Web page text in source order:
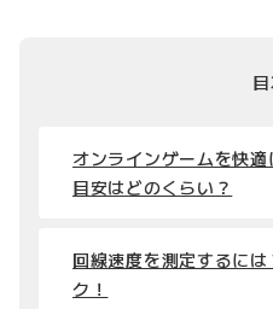
オンラインゲームを快
目安はどのくらい？
回線速度を測定するに
ク！